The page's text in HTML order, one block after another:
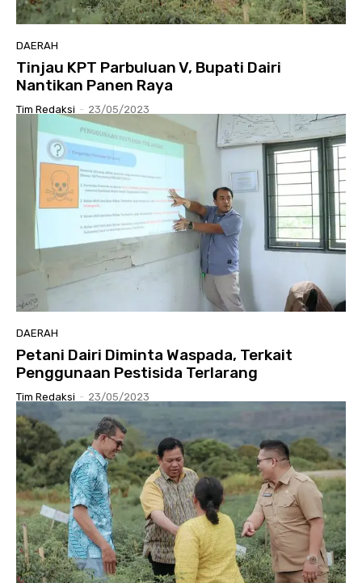
DAERAH
Tinjau KPT Parbuluan V, Bupati Dairi
Nantikan Panen Raya
Tim Redaksi - 23/05/2023
DAERAH
Petani Dairi Diminta Waspada, Terkait
Penggunaan Pestisida Terlarang
Tim Redaksi - 23/05/2023